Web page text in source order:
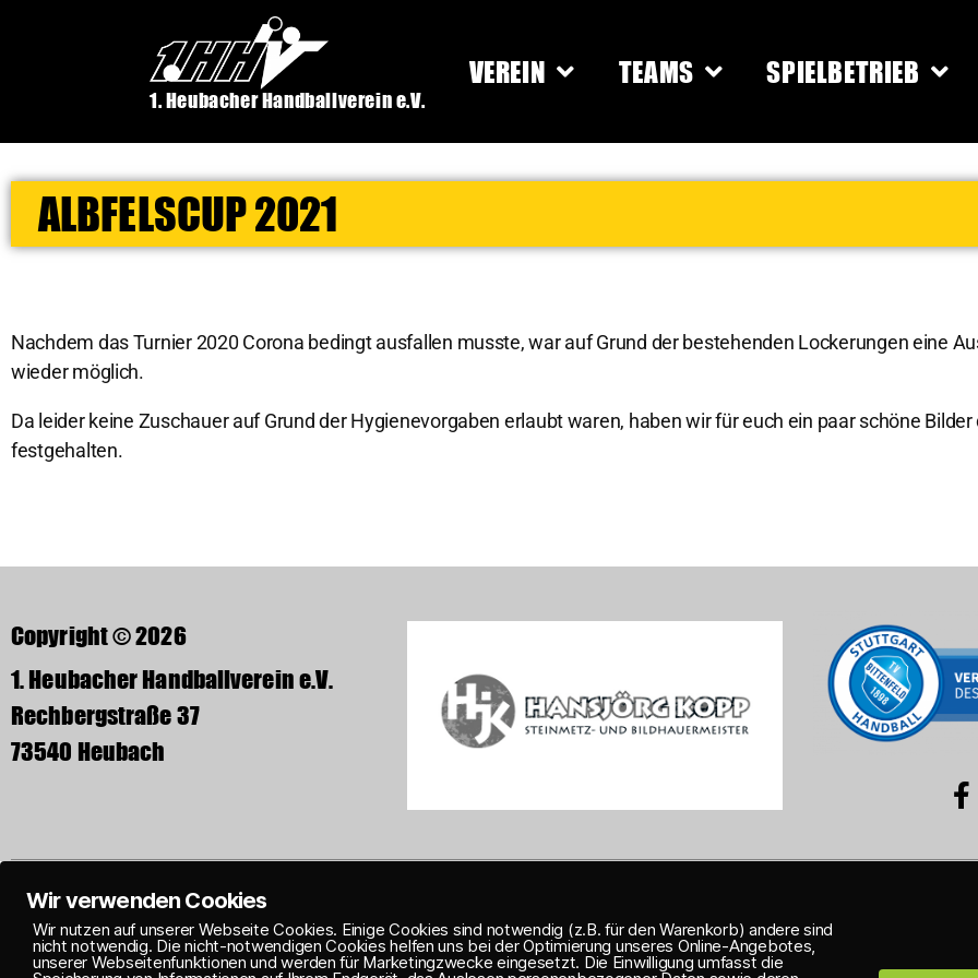
1. Heubacher Handballverein e.V.
VEREIN TEAMS SPIELBETRIEB
ALBFELSCUP 2021
Nachdem das Turnier 2020 Corona bedingt ausfallen musste, war auf Grund der bestehenden Lockerungen eine
wieder möglich.
Da leider keine Zuschauer auf Grund der Hygienevorgaben erlaubt waren, haben wir für euch ein paar schöne Bilder
festgehalten.
Copyright © 2026
1. Heubacher Handballverein e.V.
Rechbergstraße 37
73540 Heubach
IMPRESSUM
Wir verwenden Cookies
Wir nutzen auf unserer Webseite Cookies. Einige Cookies sind notwendig (z.B. für den Warenkorb) andere sind
nicht notwendig. Die nicht-notwendigen Cookies helfen uns bei der Optimierung unseres Online-Angebotes,
unserer Webseitenfunktionen und werden für Marketingzwecke eingesetzt. Die Einwilligung umfasst die